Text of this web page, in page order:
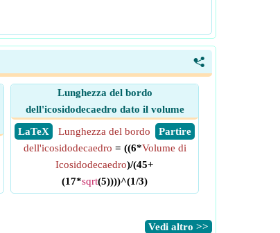
<
Lunghezza del bordo
dell'icosidodecaedro dato il volume
​ LaTeX
​ Partire
Lunghezza del bordo
dell'icosidodecaedro = ((6*Volume di
Icosidodecaedro)/(45+
(17*sqrt(5))))^(1/3)
​Vedi altro >>